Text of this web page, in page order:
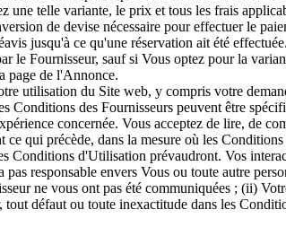
une telle variante, le prix et tous les frais
de devise nécessaire pour effectuer le
jusqu'à ce qu'une réservation ait été effectuée.
le Fournisseur, sauf si Vous optez pour la
page de l'Annonce.
utilisation du Site web, y compris votre
Conditions des Fournisseurs peuvent être
concernée. Vous acceptez de lire, de
qui précède, dans la mesure où les
Conditions d'Utilisation prévaudront. Vos
responsable envers Vous ou toute autre
ne vous ont pas été communiquées ; (ii)
défaut ou toute inexactitude dans les